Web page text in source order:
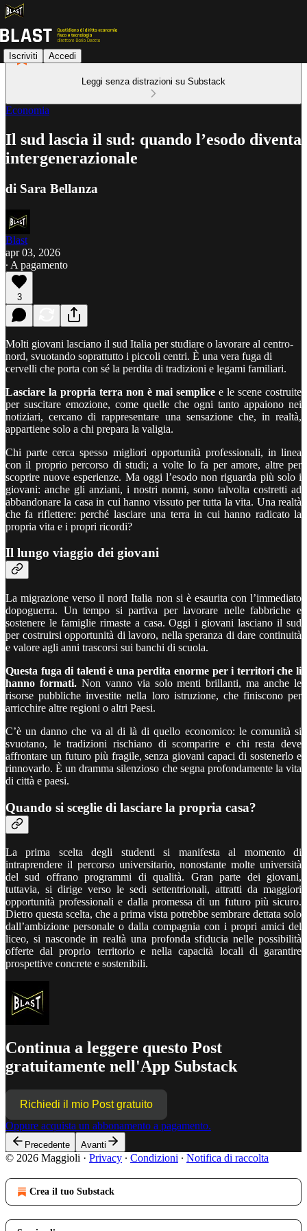
Iscriviti Accedi
Leggi senza distrazioni su Substack
Economia
Il sud lascia il sud: quando l’esodo diventa
intergenerazionale
di Sara Bellanza
Blast
apr 03, 2026
∙ A pagamento
3
Molti giovani lasciano il sud Italia per studiare o lavorare al centro-
nord, svuotando soprattutto i piccoli centri. È una vera fuga di
cervelli che porta con sé la perdita di tradizioni e legami familiari.
Lasciare la propria terra non è mai semplice e le scene costruite
per suscitare emozione, come quelle che ogni tanto appaiono nei
notiziari, cercano di rappresentare una sensazione che, in realtà,
appartiene solo a chi prepara la valigia.
Chi parte cerca spesso migliori opportunità professionali, in linea
con il proprio percorso di studi; a volte lo fa per amore, altre per
scoprire nuove esperienze. Ma oggi l’esodo non riguarda più solo i
giovani: anche gli anziani, i nostri nonni, sono talvolta costretti ad
abbandonare la casa in cui hanno vissuto per tutta la vita. Una realtà
che fa riflettere: perché lasciare una terra in cui hanno radicato la
propria vita e i propri ricordi?
Il lungo viaggio dei giovani
La migrazione verso il nord Italia non si è esaurita con l’immediato
dopoguerra. Un tempo si partiva per lavorare nelle fabbriche e
sostenere le famiglie rimaste a casa. Oggi i giovani lasciano il sud
per costruirsi opportunità di lavoro, nella speranza di dare continuità
e valore agli anni trascorsi sui banchi di scuola.
Questa fuga di talenti è una perdita enorme per i territori che li
hanno formati.Non vanno via solo menti brillanti, ma anche le
risorse pubbliche investite nella loro istruzione, che finiscono per
arricchire altre regioni o altri Paesi.
C’è un danno che va al di là di quello economico: le comunità si
svuotano, le tradizioni rischiano di scomparire e chi resta deve
affrontare un futuro più fragile, senza giovani capaci di sostenerlo e
rinnovarlo. È un dramma silenzioso che segna profondamente la vita
di città e paesi.
Quando si sceglie di lasciare la propria casa?
La prima scelta degli studenti si manifesta al momento di
intraprendere il percorso universitario, nonostante molte università
del sud offrano programmi di qualità. Gran parte dei giovani,
tuttavia, si dirige verso le sedi settentrionali, attratti da maggiori
opportunità professionali e dalla promessa di un futuro più sicuro.
Dietro questa scelta, che a prima vista potrebbe sembrare dettata solo
dall’ambizione personale o dalla compagnia con i propri amici del
liceo, si nasconde in realtà una profonda sfiducia nelle possibilità
offerte dal proprio territorio e nella capacità locali di garantire
prospettive concrete e sostenibili.
Continua a leggere questo Post
gratuitamente nell'App Substack
Richiedi il mio Post gratuito
Oppure acquista un abbonamento a pagamento.
Precedente Avanti
© 2026 Maggioli · Privacy ∙ Condizioni ∙ Notifica di raccolta
Crea il tuo Substack